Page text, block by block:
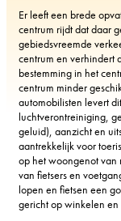
Er leeft een brede
centrum rijdt dat daar
gebiedsvreemde
centrum en verhindert
bestemming in het
centrum minder
automobilisten levert
luchtverontreiniging,
geluid), aanzicht en
aantrekkelijk voor
op het woongenot van
van fietsers en
lopen en fietsen een
gericht op winkelen